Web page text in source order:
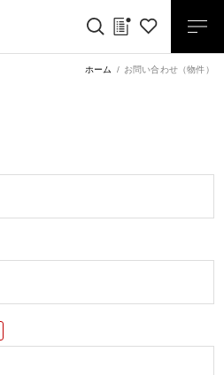
ホーム お問い合わせ（物件）